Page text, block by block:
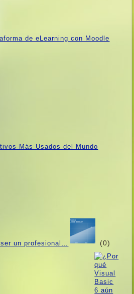
de eLearning con Moodle
Más Usados ​​del Mundo
un profesional… (0)